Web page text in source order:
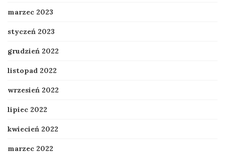
marzec 2023
styczeń 2023
grudzień 2022
listopad 2022
wrzesień 2022
lipiec 2022
kwiecień 2022
marzec 2022